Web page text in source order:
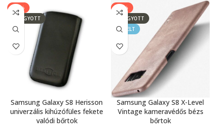
-14%
ELFOGYOTT
Samsung Galaxy S8 Herisson
univerzális kihúzófüles fekete
valódi bőrtok
-50%
ELFOGYOTT
KIEMELT
Samsung Galaxy S8 X-Level
Vintage kameravédős bézs
bőrtok